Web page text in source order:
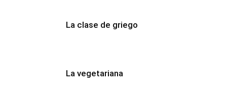
La clase de griego
La vegetariana